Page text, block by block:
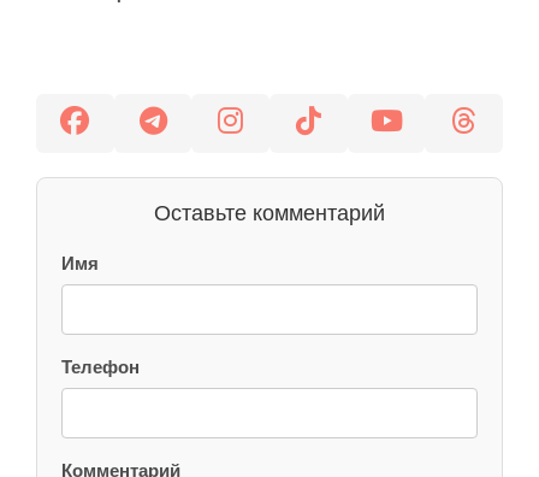
Оставьте комментарий
Имя
Телефон
Комментарий